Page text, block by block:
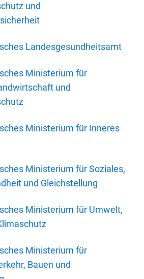
und
Landesgesundheitsamt
Ministerium für
und
Ministerium für Inneres
Ministerium für Soziales,
und Gleichstellung
Ministerium für Umwelt,
Ministerium für
Bauen und